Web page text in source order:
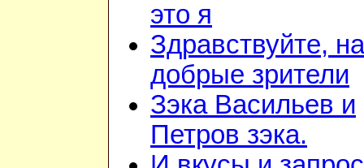
это я
Здравствуйте,
добрые зрители
Зэка Васильев и
Петров зэка.